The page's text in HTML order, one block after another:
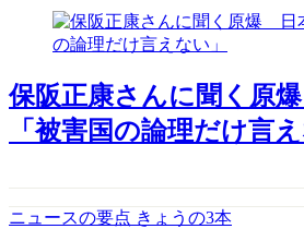
保阪正康さんに聞く原
「被害国の論理だけ言え
ニュースの要点 きょうの3本